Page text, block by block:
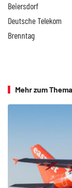
Beiersdorf
Deutsche Telekom
Brenntag
Mehr zum Thema